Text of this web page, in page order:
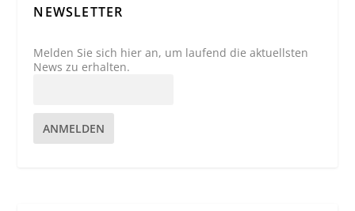
NEWSLETTER
Melden Sie sich hier an, um laufend die aktuellsten
News zu erhalten.
ANMELDEN